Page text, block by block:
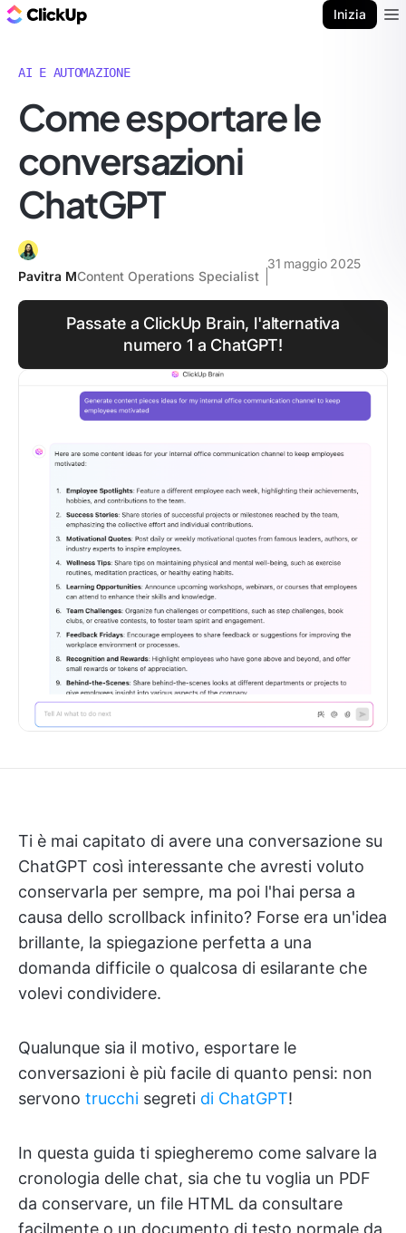
Inizia
AI E AUTOMAZIONE
Come esportare le
conversazioni
ChatGPT
Pavitra MContent Operations Specialist
31 maggio 2025
Passate a ClickUp Brain, l'alternativa
numero 1 a ChatGPT!
Ti è mai capitato di avere una conversazione su
ChatGPT così interessante che avresti voluto
conservarla per sempre, ma poi l'hai persa a
causa dello scrollback infinito? Forse era un'idea
brillante, la spiegazione perfetta a una
domanda difficile o qualcosa di esilarante che
volevi condividere.
Qualunque sia il motivo, esportare le
conversazioni è più facile di quanto pensi: non
servono trucchi segreti di ChatGPT!
In questa guida ti spiegheremo come salvare la
cronologia delle chat, sia che tu voglia un PDF
da conservare, un file HTML da consultare
facilmente o un documento di testo normale da